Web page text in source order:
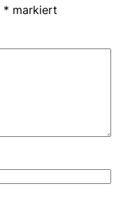
* markiert